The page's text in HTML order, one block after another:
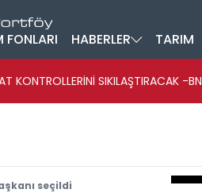
FONLARI HABERLER TARIM
KONTROLLERİNİ SIKILAŞTIRACAK -BN
seçildi